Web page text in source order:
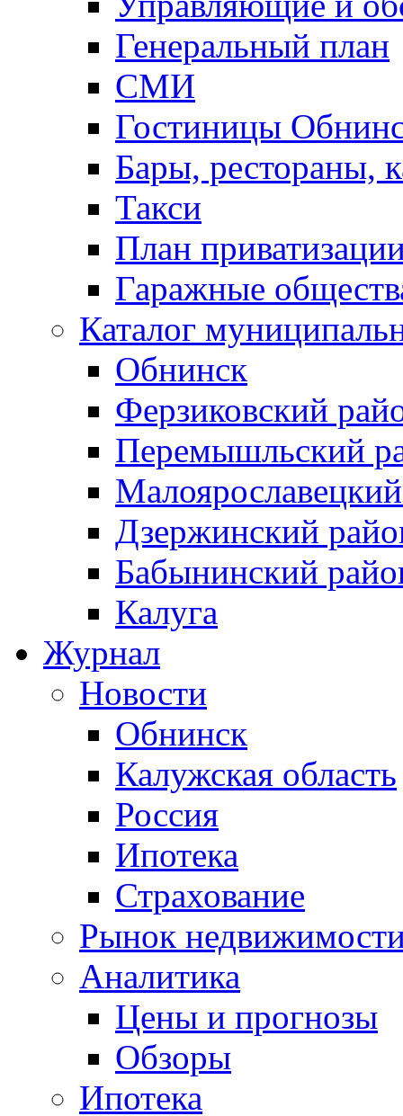
Генеральный план
СМИ
Гостиницы
Бары, рестораны,
Такси
План
Гаражные
Каталог
Обнинск
Ферзиковский
Перемышльский
Дзержинский
Бабынинский
Калуга
Журнал
Новости
Обнинск
Калужская область
Россия
Ипотека
Страхование
Рынок
Аналитика
Цены и прогнозы
Обзоры
Ипотека